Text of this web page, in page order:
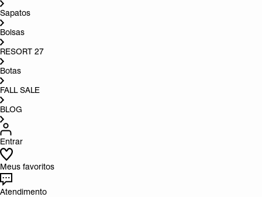
Sapatos
Bolsas
RESORT 27
Botas
FALL SALE
BLOG
Entrar
Meus favoritos
Atendimento